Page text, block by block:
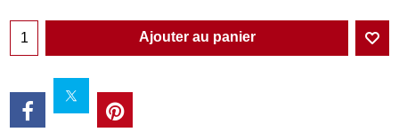
Ajouter au panier